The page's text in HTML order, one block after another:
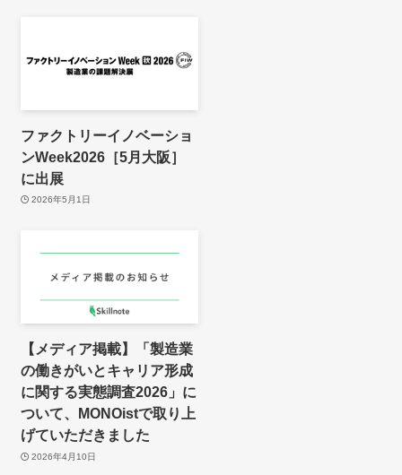
ファクトリーイノベーショ
ンWeek2026［5月大阪］
に出展
2026年5月1日
【メディア掲載】「製造業
の働きがいとキャリア形成
に関する実態調査2026」に
ついて、MONOistで取り上
げていただきました
2026年4月10日